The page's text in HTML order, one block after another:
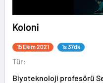
Koloni
15 Ekim 2021 1s 37dk
Tür:
Biyoteknoloji profesörü